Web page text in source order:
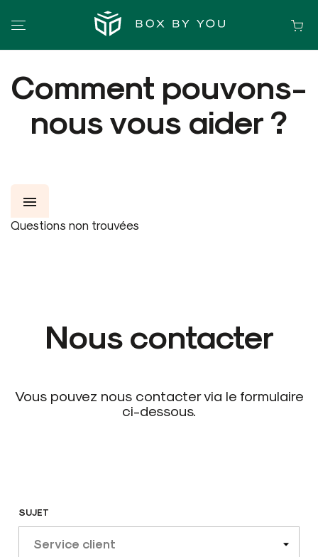
Comment pouvons-
nous vous aider ?
menu
INFORMATIONS
INSCRIPTION, COMMANDE
RETOURS
Questions non trouvées
Nous contacter
Vous pouvez nous contacter via le formulaire
ci-dessous.
SUJET